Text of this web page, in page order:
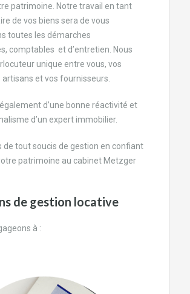
patrimoine. Notre travail en tant
de vos biens sera de vous
toutes les démarches
comptables et d’entretien. Nous
unique entre vous, vos
et vos fournisseurs.
d’une bonne réactivité et
d’un expert immobilier.
de tout soucis de gestion en confiant
patrimoine au cabinet Metzger
de gestion locative
à :